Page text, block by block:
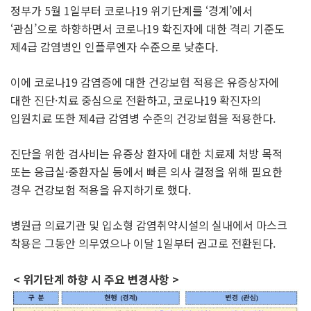
정부가 5월 1일부터 코로나19 위기단계를 ‘경계’에서
‘관심’으로 하향하면서 코로나19 확진자에 대한 격리 기준도
제4급 감염병인 인플루엔자 수준으로 낮춘다.
이에 코로나19 감염증에 대한 건강보험 적용은 유증상자에
대한 진단·치료 중심으로 전환하고, 코로나19 확진자의
입원치료 또한 제4급 감염병 수준의 건강보험을 적용한다.
진단을 위한 검사비는 유증상 환자에 대한 치료제 처방 목적
또는 응급실·중환자실 등에서 빠른 의사 결정을 위해 필요한
경우 건강보험 적용을 유지하기로 했다.
병원급 의료기관 및 입소형 감염취약시설의 실내에서 마스크
착용은 그동안 의무였으나 이달 1일부터 권고로 전환된다.
< 위기단계 하향 시 주요 변경사항 >